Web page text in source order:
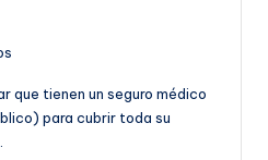
que tienen un seguro médico
para cubrir toda su